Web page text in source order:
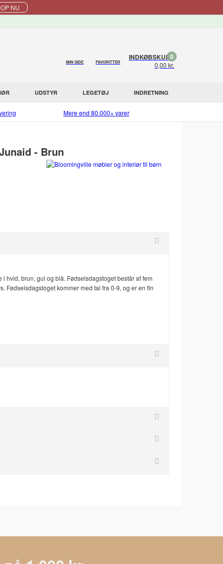
NU
MIN SIDE FAVORITTER
INDKØBSKURV
0,00 kr.
0
UDSTYR LEGETØJ INDRETNING
Mere end 80.000+ varer
- Brun
brun, gul og blå. Fødselsdagstoget består af fem
Fødselsdagstoget kommer med tal fra 0-9, og er en fin